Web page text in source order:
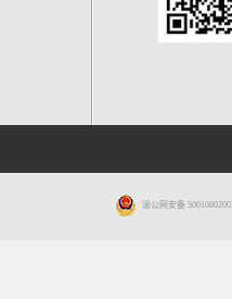
渝公网安备